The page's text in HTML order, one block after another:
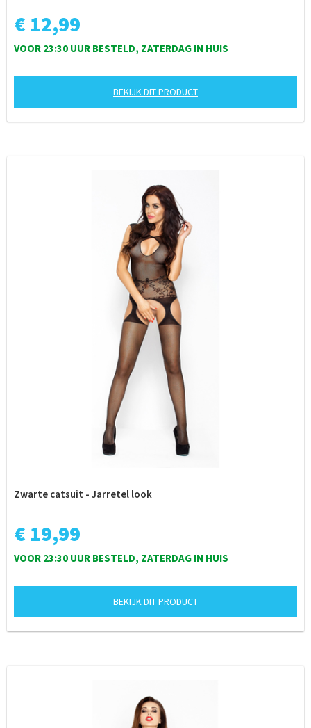
€ 12,99
VOOR 23:30 UUR BESTELD, ZATERDAG IN HUIS
BEKIJK DIT PRODUCT
Zwarte catsuit - Jarretel look
€ 19,99
VOOR 23:30 UUR BESTELD, ZATERDAG IN HUIS
BEKIJK DIT PRODUCT